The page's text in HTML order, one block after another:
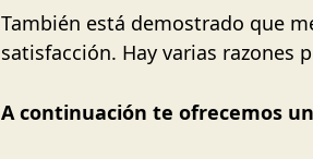
También está demostrado que
satisfacción. Hay varias razones
A continuación te ofrecemos